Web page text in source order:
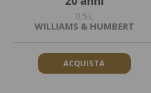
0,5 L
WILLIAMS & HUMBERT
ACQUISTA